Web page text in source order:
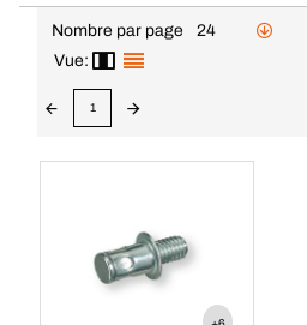
Nombre par page
24
Vue:
1